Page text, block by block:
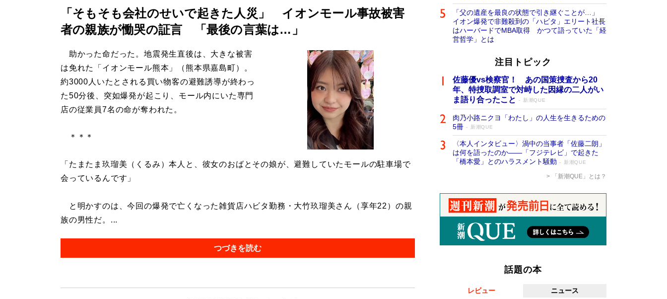
「そもそも会社のせいで起きた人災」 イオンモール事故被害
者の親族が慟哭の証言 「最後の言葉は…」
助かった命だった。地震発生直後は、大きな被害
は免れた「イオンモール熊本」（熊本県嘉島町）。
約3000人いたとされる買い物客の避難誘導が終わっ
た50分後、突如爆発が起こり、モール内にいた専門
店の従業員7名の命が奪われた。
＊＊＊
「たまたま玖瑠美（くるみ）本人と、彼女のおばとその娘が、避難していたモールの駐車場で
会っているんです」
と明かすのは、今回の爆発で亡くなった雑貨店ハビタ勤務・大竹玖瑠美さん（享年22）の親
族の男性だ。...
つづきを読む
「父の遺産を最良の状態で引き継ぐことが…」
イオン爆発で非難殺到の「ハビタ」エリート社長
はハーバードでMBA取得 かつて語っていた「経
営哲学」とは
注目トピック
佐藤優vs検察官！ あの国策捜査から20
年、特捜取調室で対峙した因縁の二人がい
ま語り合ったこと
新潮QUE
肉乃小路ニクヨ「わたし」の人生を生きるための
5冊
新潮QUE
〈本人インタビュー〉渦中の当事者「佐藤二朗」
は何を語ったのか――「フジテレビ」で起きた
「橋本愛」とのハラスメント騒動
新潮QUE
「新潮QUE」とは？
話題の本
レビュー ニュース